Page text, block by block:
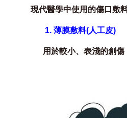
現代醫學中使用的傷口敷
1. 薄膜敷料(人工皮)
用於較小、表淺的創